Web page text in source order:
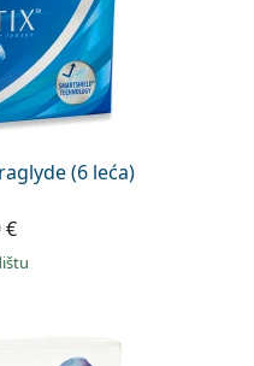
(6 leća)
€